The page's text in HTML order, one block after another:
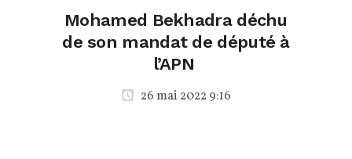
Mohamed Bekhadra déchu
de son mandat de député à
l’APN
26 mai 2022 9:16